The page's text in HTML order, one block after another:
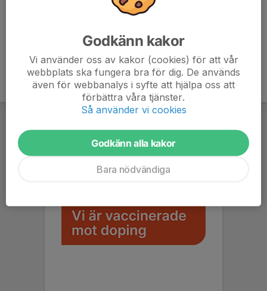
Godkänn kakor
Vi använder oss av kakor (cookies) för att vår
webbplats ska fungera bra för dig. De används
även för webbanalys i syfte att hjälpa oss att
förbättra våra tjänster.
Så använder vi cookies
Godkänn alla kakor
Bara nödvändiga